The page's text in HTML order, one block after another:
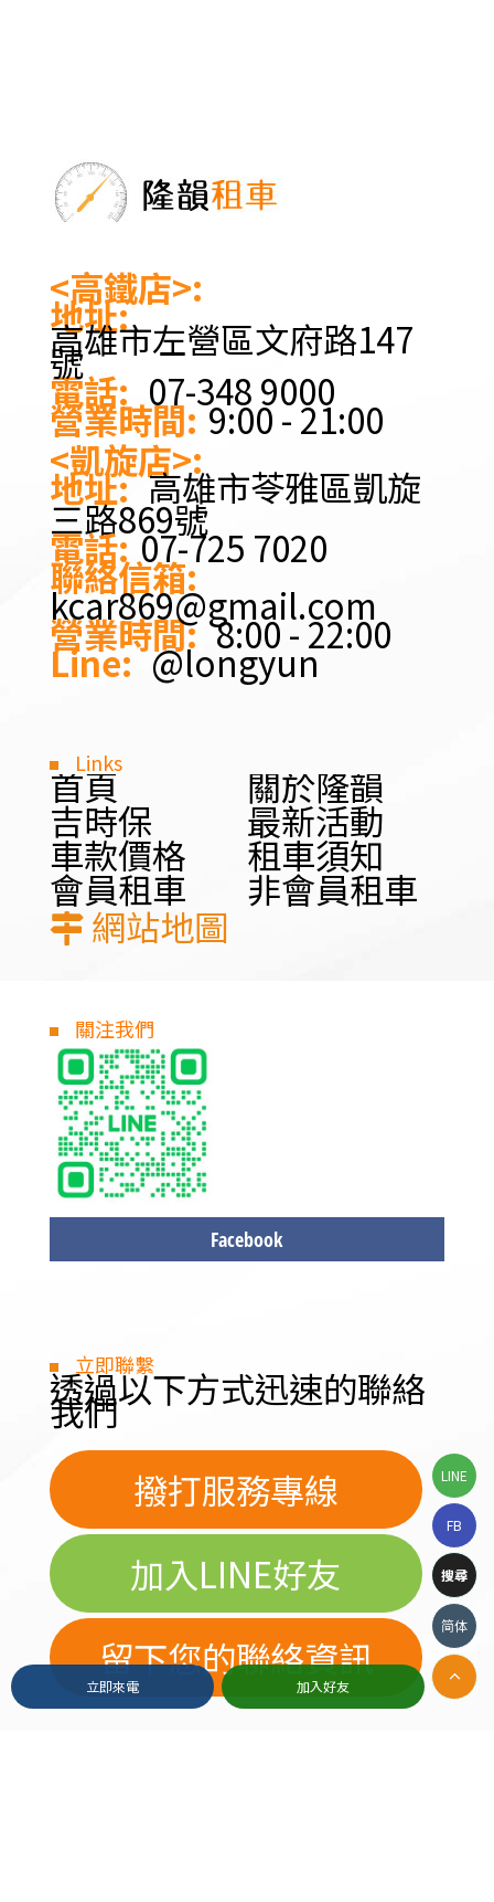
搜尋
简体
LINE
FB
<高鐵店>:
地址:
高雄市左營區文府路147
號
電話: 07-348 9000
營業時間: 9:00 - 21:00
<凱旋店>:
地址: 高雄市苓雅區凱旋
三路869號
電話: 07-725 7020
聯絡信箱:
kcar869@gmail.com
營業時間: 8:00 - 22:00
Line: @longyun
Links
首頁 關於隆韻
吉時保 最新活動
車款價格 租車須知
會員租車 非會員租車
網站地圖
關注我們
Facebook
立即聯繫
透過以下方式迅速的聯絡
我們
撥打服務專線
加入LINE好友
留下您的聯絡資訊
立即來電 加入好友